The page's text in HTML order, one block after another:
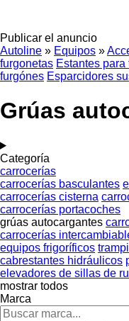
Publicar el anuncio
Autoline » Equipos »
furgonetas Estantes
furgónes Esparcidores
Grúas
Categoría
carrocerías
carrocerías basculantes
carrocerías cisterna
carrocerías portacoches
grúas autocargantes
carrocerías
equipos frigoríficos
cabrestantes hidráulicos
elevadores de sillas de
mostrar todos
Marca